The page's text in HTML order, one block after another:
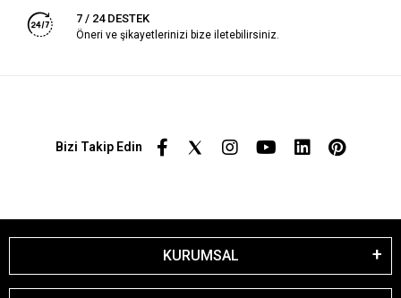
7 / 24 DESTEK
Öneri ve şikayetlerinizi bize iletebilirsiniz.
Bizi Takip Edin
KURUMSAL